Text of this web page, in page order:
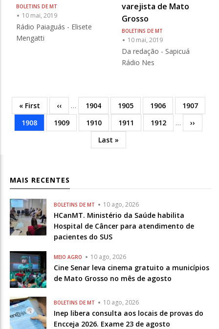
BOLETINS DE MT
10 mai, 2019
Rádio Paiaguás - Elisete
Mengatti
varejista de Mato
Grosso
BOLETINS DE MT
10 mai, 2019
Da redação - Sapicuá
Rádio Nes
Paginação
Primeira
página
« First
Página
anterior
‹‹ … Página
1904 Página
1905 Página
1906 Página
1907
Página
atual
1908 Página
1909 Página
1910 Página
1911 Página
1912 … Próxima
››
Última
página
Last »
MAIS RECENTES
BOLETINS DE MT 10 ago, 2026
HCanMT. Ministério da Saúde habilita
Hospital de Câncer para atendimento de
pacientes do SUS
MEIO AGRO 10 ago, 2026
Cine Senar leva cinema gratuito a municípios
de Mato Grosso no mês de agosto
BOLETINS DE MT 10 ago, 2026
Inep libera consulta aos locais de provas do
Encceja 2026. Exame 23 de agosto